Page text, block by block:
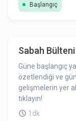
Başlangıç
Sabah
Güne başlangıç
özetlendiği ve
gelişmelerin yer
tıklayın!
1dk